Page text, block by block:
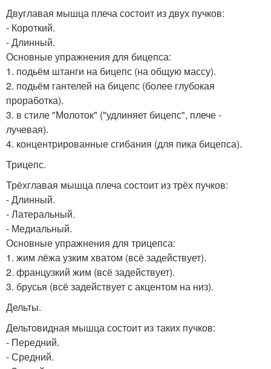
Двуглавая мышца плеча состоит из двух пучков:
- Короткий.
- Длинный.
Основные упражнения для бицепса:
1. подьём штанги на бицепс (на общую массу).
2. подьём гантелей на бицепс (более глубокая
проработка).
3. в стиле "Молоток" ("удлиняет бицепс", плече -
лучевая).
4. концентрированные сгибания (для пика бицепса).
Трицепс.
Трёхглавая мышца плеча состоит из трёх пучков:
- Длинный.
- Латеральный.
- Медиальный.
Основные упражнения для трицепса:
1. жим лёжа узким хватом (всё задействует).
2. французкий жим (всё задействует).
3. брусья (всё задействует с акцентом на низ).
Дельты.
Дельтовидная мышца состоит из таких пучков:
- Передний.
- Средний.